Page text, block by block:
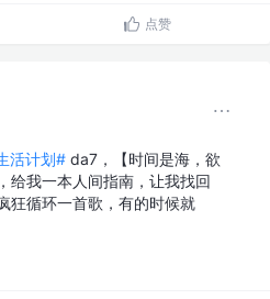
点赞
活计划# da7，【时间是海，欲
给我一本人间指南，让我找回
狂循环一首歌，有的时候就